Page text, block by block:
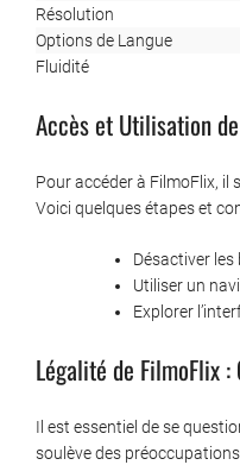
Résolution
Options de Langue
Fluidité
Accès et Utilisation
Pour accéder à FilmoFlix, il
Voici quelques étapes et
Désactiver
Utiliser un
Explorer
Légalité de FilmoFlix :
Il est essentiel de se
soulève des